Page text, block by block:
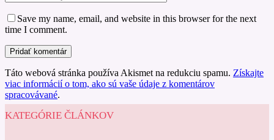
Save my name, email, and website in this browser for the next
time I comment.
Táto webová stránka používa Akismet na redukciu spamu. Získajte
viac informácií o tom, ako sú vaše údaje z komentárov
spracovávané.
KATEGÓRIE ČLÁNKOV